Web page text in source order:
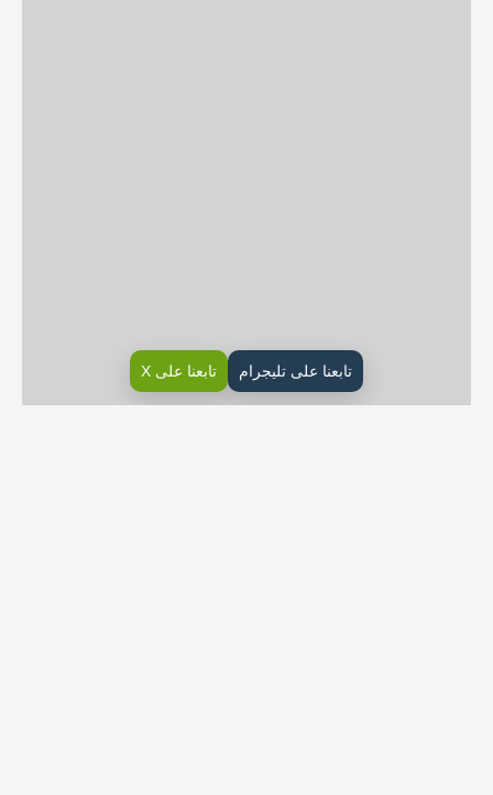
تابعنا على تليجرام تابعنا على X